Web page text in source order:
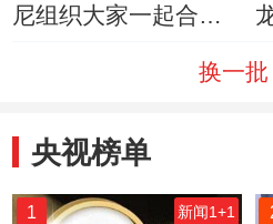
尼组织大家一起合唱
换一批
央视榜单
1 新闻1+1